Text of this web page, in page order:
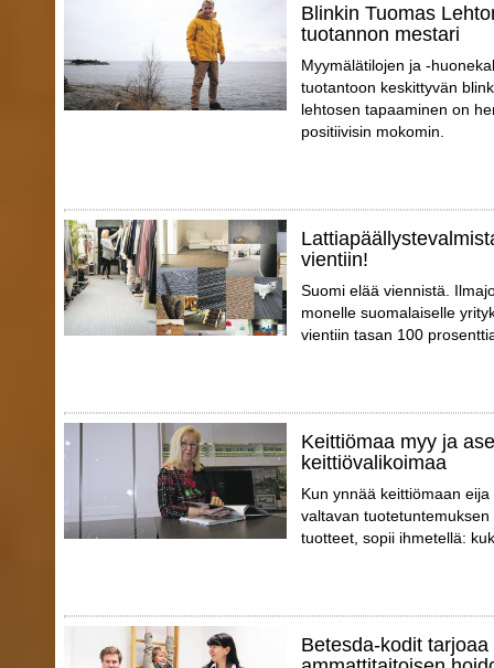
Blinkin Tuomas
tuotannon mestari
Myymälätilojen ja -
tuotantoon keskittyvän
lehtosen tapaaminen on
positiivisin mokomin.
vientiin!
Suomi elää viennistä.
monelle suomalaiselle
vientiin tasan 100
Keittiömaa myy ja
keittiövalikoimaa
Kun ynnää keittiömaan
valtavan
tuotteet, sopii ihmetellä:
Betesda-kodit